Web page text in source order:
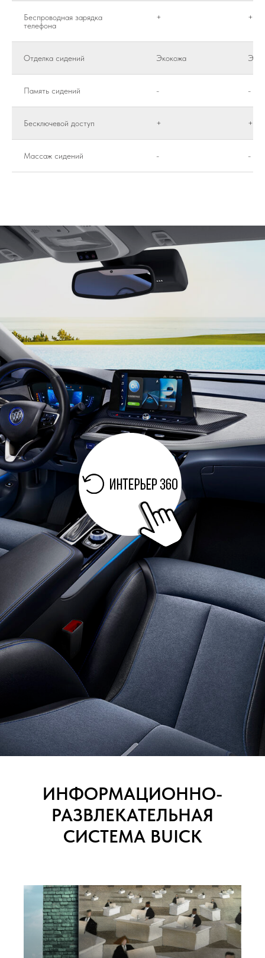
Беспроводная зарядка
телефона
+ +
Отделка сидений Экокожа
Память сидений - -
Бесключевой доступ + +
Массаж сидений - -
ИНФОРМАЦИОННО-
РАЗВЛЕКАТЕЛЬНАЯ
СИСТЕМА BUICK